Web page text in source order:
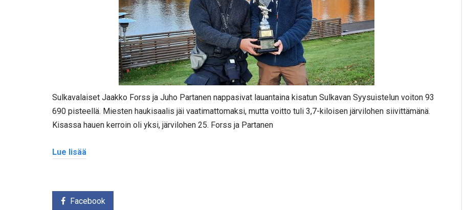
Sulkavalaiset Jaakko Forss ja Juho Partanen nappasivat lauantaina kisatun Sulkavan Syysuistelun voiton 93
690 pisteellä. Miesten haukisaalis jäi vaatimattomaksi, mutta voitto tuli 3,7-kiloisen järvilohen siivittämänä.
Kisassa hauen kerroin oli yksi, järvilohen 25. Forss ja Partanen
Lue lisää
Facebook